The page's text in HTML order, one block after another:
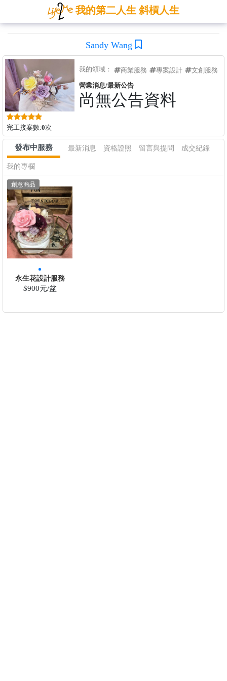
我的第二人生 斜槓人生
Sandy Wang
完工接案數:0次
我的領域： 商業服務 專案設計 文創服務
營業消息/最新公告
尚無公告資料
發布中服務 最新消息 資格證照 留言與提問 成交紀錄
我的專欄
創意商品
永生花設計服務
$900元/盆